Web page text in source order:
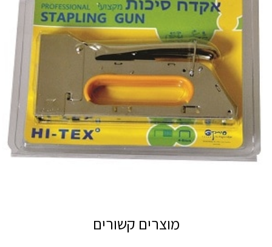
מוצרים קשורים